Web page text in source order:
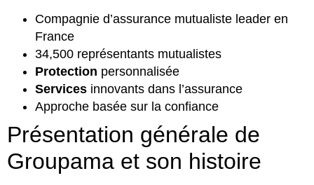
Compagnie d’assurance mutualiste leader en
France
34,500 représentants mutualistes
Protection personnalisée
Services innovants dans l’assurance
Approche basée sur la confiance
Présentation générale de
Groupama et son histoire